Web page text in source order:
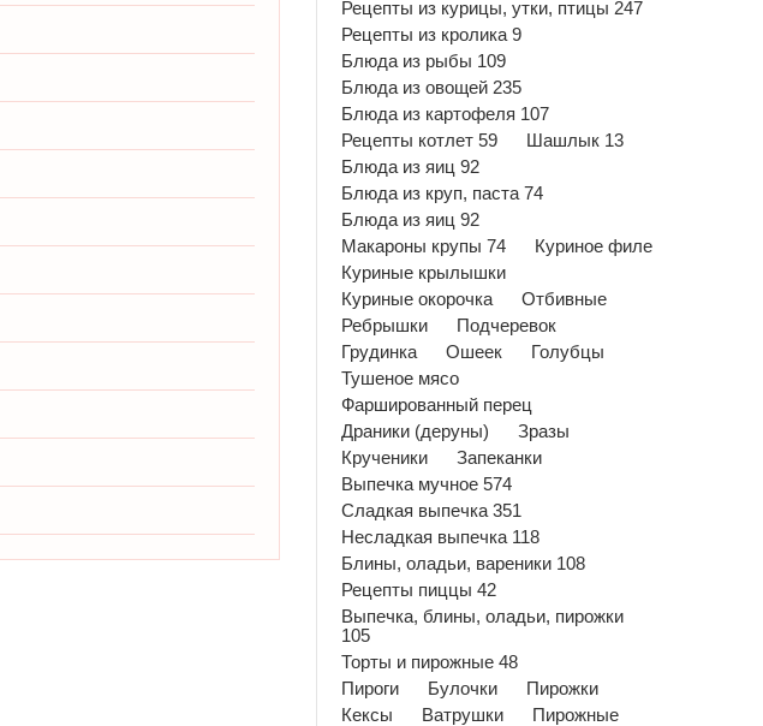
Рецепты из курицы, утки, птицы 247
Рецепты из кролика 9
Блюда из рыбы 109
Блюда из овощей 235
Блюда из картофеля 107
Рецепты котлет 59
Шашлык 13
Блюда из яиц 92
Блюда из круп, паста 74
Блюда из яиц 92
Макароны крупы 74
Куриное филе
Куриные крылышки
Куриные окорочка
Отбивные
Ребрышки
Подчеревок
Грудинка
Ошеек
Голубцы
Тушеное мясо
Фаршированный перец
Драники (деруны)
Зразы
Крученики
Запеканки
Выпечка мучное 574
Сладкая выпечка 351
Несладкая выпечка 118
Блины, оладьи, вареники 108
Рецепты пиццы 42
Выпечка, блины, оладьи, пирожки
105
Торты и пирожные 48
Пироги
Булочки
Пирожки
Кексы
Ватрушки
Пирожные